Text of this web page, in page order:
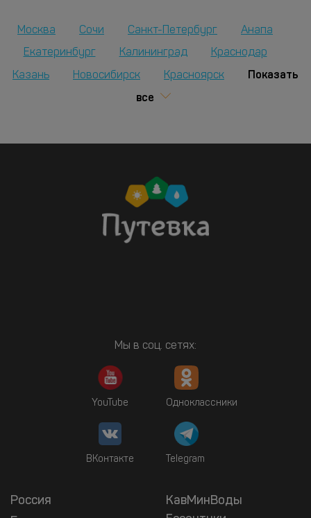
Москва Сочи Санкт-Петербург
Анапа
Екатеринбург
Калининград Краснодар
Казань Новосибирск Красноярск
Показать
все
Мы в соц. сетях:
YouTube Одноклассники
ВКонтакте Telegram
Россия
КавМинВоды